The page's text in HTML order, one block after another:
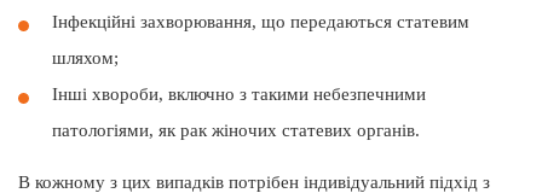
Інфекційні захворювання, що передаються статевим
шляхом;
Інші хвороби, включно з такими небезпечними
патологіями, як рак жіночих статевих органів.
В кожному з цих випадків потрібен індивідуальний підхід з